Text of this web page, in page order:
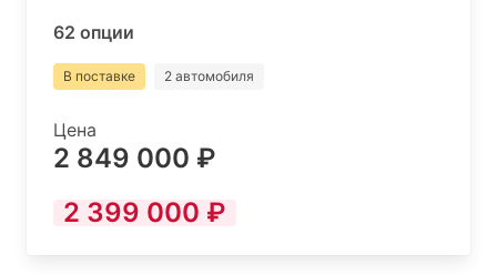
62 опции
В поставке 2 автомобиля
Цена
2 849 000 ₽
2 399 000 ₽